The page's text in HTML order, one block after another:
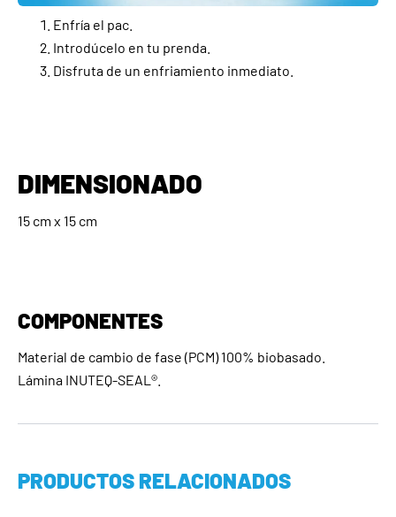
Enfría el pac.
Introdúcelo en tu prenda.
Disfruta de un enfriamiento inmediato.
DIMENSIONADO
15 cm x 15 cm
COMPONENTES
Material de cambio de fase (PCM) 100% biobasado.
Lámina INUTEQ-SEAL®.
PRODUCTOS RELACIONADOS